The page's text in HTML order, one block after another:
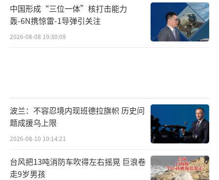
中国形成“三位一体”核打击能力
轰-6N携惊雷-1导弹引关注
2026-08-08 19:30:09
波兰：不容忍境内现班德拉旗帜 历史问
题成援乌上限
2026-08-10 10:14:21
台风把13吨消防车吹得左右摇晃 巨浪卷
走9岁男孩